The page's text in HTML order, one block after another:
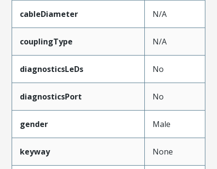
cableDiameter N/A
couplingType N/A
diagnosticsLeDs No
diagnosticsPort No
gender Male
keyway None